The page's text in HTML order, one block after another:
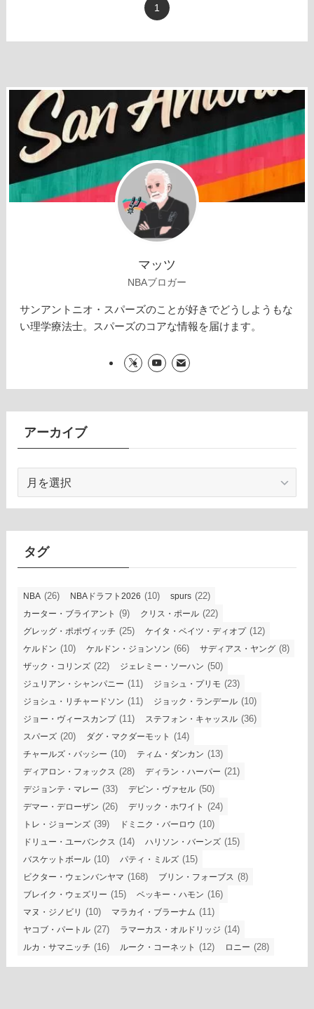
1
マッツ
NBAブロガー
サンアントニオ・スパーズのことが好きでどうしようもな
い理学療法士。スパーズのコアな情報を届けます。
アーカイブ
カ
イ
タグ
NBA (26) NBAドラフト2026 (10) spurs (22)
カーター・ブライアント (9) クリス・ポール (22)
グレッグ・ポポヴィッチ (25) ケイタ・ベイツ・ディオプ(12)
ケルドン (10) ケルドン・ジョンソン (66) サディアス・ヤング (8)
ザック・コリンズ (22) ジェレミー・ソーハン (50)
ジュリアン・シャンパニー (11) ジョシュ・プリモ (23)
ジョシュ・リチャードソン (11) ジョック・ランデール (10)
ジョー・ヴィースカンプ(11) ステフォン・キャッスル (36)
スパーズ (20) ダグ・マクダーモット (14)
チャールズ・バッシー (10) ティム・ダンカン (13)
ディアロン・フォックス (28) ディラン・ハーパー (21)
デジョンテ・マレー (33) デビン・ヴァセル (50)
デマー・デローザン (26) デリック・ホワイト (24)
トレ・ジョーンズ (39) ドミニク・バーロウ (10)
ドリュー・ユーバンクス (14) ハリソン・バーンズ (15)
バスケットボール (10) パティ・ミルズ (15)
ビクター・ウェンバンヤマ (168) ブリン・フォーブス (8)
ブレイク・ウェズリー (15) ベッキー・ハモン (16)
マヌ・ジノビリ (10) マラカイ・ブラーナム (11)
ヤコブ・パートル (27) ラマーカス・オルドリッジ (14)
ルカ・サマニッチ (16) ルーク・コーネット (12) ロニー (28)